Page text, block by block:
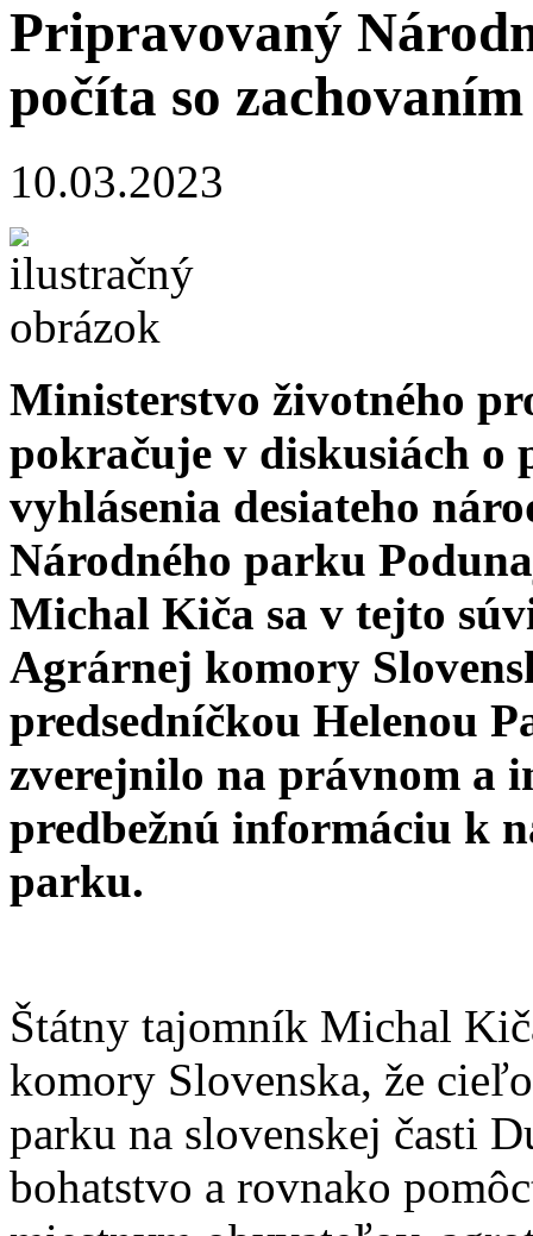
Pripravovaný
počíta so
10.03.2023
Ministerstvo životného
pokračuje v diskusiách
vyhlásenia desiateho
Národného parku
Michal Kiča sa v tejto
Agrárnej komory
predsedníčkou Helenou
zverejnilo na právnom a
predbežnú informáciu k
parku.
Štátny tajomník Michal
komory Slovenska, že
parku na slovenskej časti
bohatstvo a rovnako